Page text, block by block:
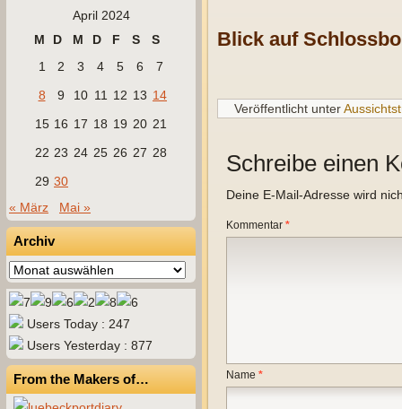
April 2024
M
D M D F S
S
1
2 3 4 5 6
7
8
9 10 11 12 13 14
15 16 17 18 19 20 21
22 23 24 25 26 27 28
29 30
« März
Mai »
Archiv
Archiv
Users Today : 247
Users Yesterday : 877
From the Makers of…
Blick auf
Veröffentlicht unter
Schreibe einen
Deine E-Mail-Adresse wird
Kommentar *
Name *